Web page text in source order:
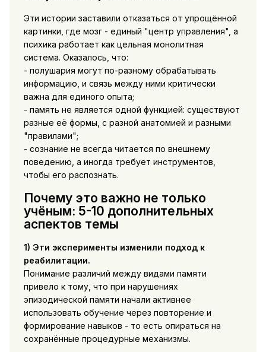
Эти истории заставили отказаться от упрощённой
картинки, где мозг - единый "центр управления", а
психика работает как цельная монолитная
система. Оказалось, что:
- полушария могут по-разному обрабатывать
информацию, и связь между ними критически
важна для единого опыта;
- память не является одной функцией: существуют
разные её формы, с разной анатомией и разными
"правилами";
- сознание не всегда читается по внешнему
поведению, а иногда требует инструментов,
чтобы его распознать.
Почему это важно не только
учёным: 5-10 дополнительных
аспектов темы
1) Эти эксперименты изменили подход к
реабилитации.
Понимание различий между видами памяти
привело к тому, что при нарушениях
эпизодической памяти начали активнее
использовать обучение через повторение и
формирование навыков - то есть опираться на
сохранённые процедурные механизмы.